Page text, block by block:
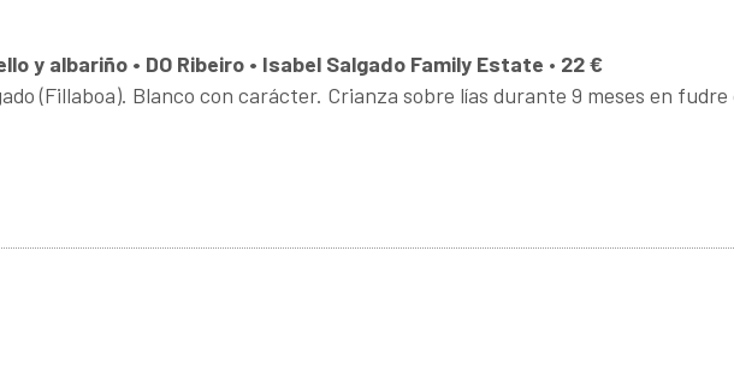
y albariño • DO Ribeiro • Isabel Salgado Family Estate • 22 €
(Fillaboa). Blanco con carácter. Crianza sobre lías durante 9 meses en fudre